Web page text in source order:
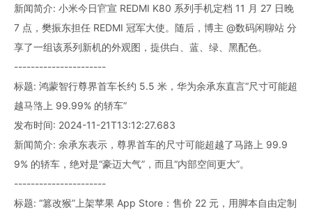
新闻简介: 小米今日官宣 REDMI K80 系列手机定档 11 月 27 日晚
7 点，樊振东担任 REDMI 冠军大使。随后，博主 @数码闲聊站 分
享了一组该系列新机的外观图，提供白、蓝、绿、黑配色。
----------------------
标题: 鸿蒙智行尊界首车长约 5.5 米，华为余承东直言“尺寸可能超
越马路上 99.99% 的轿车”
发布时间: 2024-11-21T13:12:27.683
新闻简介: 余承东表示，尊界首车的尺寸可能超越了马路上 99.9
9% 的轿车，绝对是“豪迈大气”，而且“内部空间更大”。
----------------------
标题: “篡改猴”上架苹果 App Store：售价 22 元，用脚本自由定制